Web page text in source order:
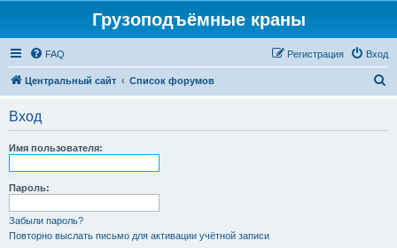
Грузоподъёмные краны
FAQ Вход
Регистрация
Центральный сайт Список форумов
Вход
Имя пользователя:
Пароль:
Забыли пароль?
Повторно выслать письмо для активации учётной записи